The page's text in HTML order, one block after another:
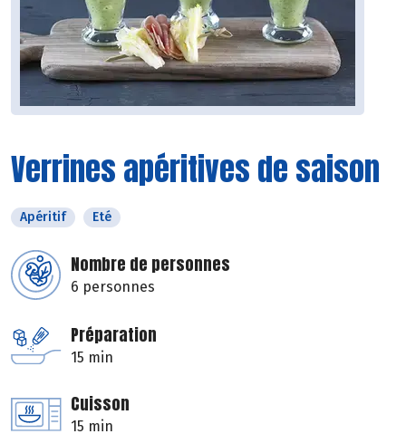
Verrines apéritives de saison
Apéritif Eté
Nombre de personnes
6 personnes
Préparation
15 min
Cuisson
15 min